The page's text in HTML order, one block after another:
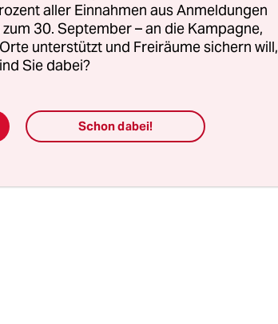
Wählern: Welche
aller Einnahmen aus Anmeldungen
30. September – an die Kampagne,
unterstützt und Freiräume sichern will,
Sie dabei?
Schon dabei!